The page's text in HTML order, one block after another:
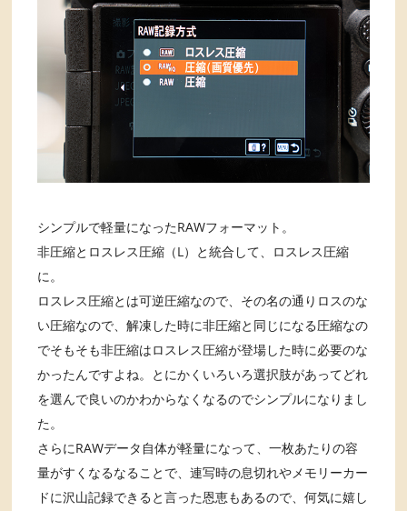
シンプルで軽量になったRAWフォーマット。
非圧縮とロスレス圧縮（L）と統合して、ロスレス圧縮
に。
ロスレス圧縮とは可逆圧縮なので、その名の通りロスのな
い圧縮なので、解凍した時に非圧縮と同じになる圧縮なの
でそもそも非圧縮はロスレス圧縮が登場した時に必要のな
かったんですよね。とにかくいろいろ選択肢があってどれ
を選んで良いのかわからなくなるのでシンプルになりまし
た。
さらにRAWデータ自体が軽量になって、一枚あたりの容
量がすくなるなることで、連写時の息切れやメモリーカー
ドに沢山記録できると言った恩恵もあるので、何気に嬉し